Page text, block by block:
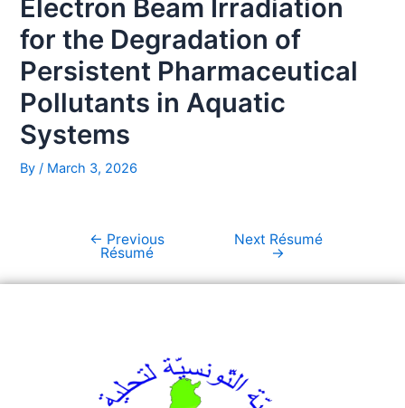
Electron Beam Irradiation
for the Degradation of
Persistent Pharmaceutical
Pollutants in Aquatic
Systems
By/ March 3, 2026
← Previous
Résumé
Next Résumé
→